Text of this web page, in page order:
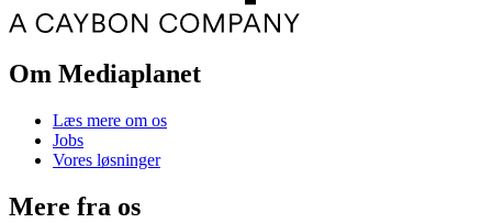
Om Mediaplanet
Læs mere om os
Jobs
Vores løsninger
Mere fra os